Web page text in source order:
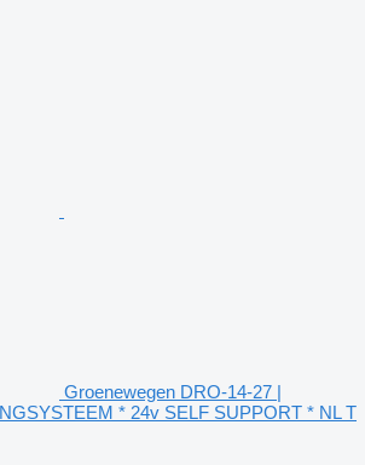
Groenewegen DRO-14-27 |
* 24v SELF SUPPORT * NL T